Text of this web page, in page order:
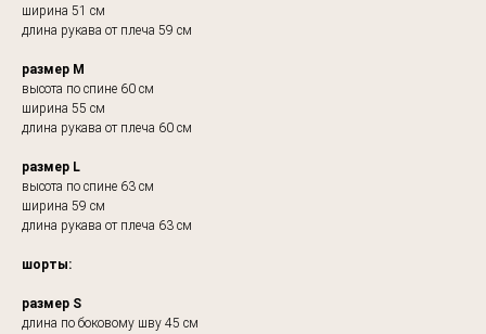
ширина 51 см
длина рукава от плеча 59 см
размер M
высота по спине 60 см
ширина 55 см
длина рукава от плеча 60 см
размер L
высота по спине 63 см
ширина 59 см
длина рукава от плеча 63 см
шорты:
размер S
длина по боковому шву 45 см